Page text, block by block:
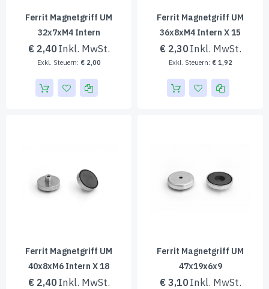
Ferrit Magnetgriff UM
32x7xM4 Intern
€ 2,40
€ 2,00
Ferrit Magnetgriff UM
36x8xM4 Intern X 15
€ 2,30
€ 1,92
Ferrit Magnetgriff UM
40x8xM6 Intern X 18
€ 2,40
Ferrit Magnetgriff UM
47x19x6x9
€ 3,10